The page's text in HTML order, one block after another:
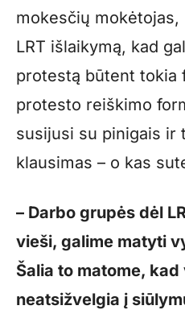
mokesčių
LRT išlaikymą, kad
protestą būtent tokia
protesto reiškimo
susijusi su pinigais ir
klausimas – o kas
– Darbo grupės dėl
vieši, galime matyti
Šalia to matome,
neatsižvelgia į